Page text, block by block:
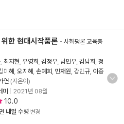
한 현대시작품론 - 사회평론 교육총
최지현 유영희 김정우 남민우 김남희 정
미혜 오지혜 손예희 민재원 강민규 이종
연 (지은이)
2021년 08월
10.0
내일 수령 변경